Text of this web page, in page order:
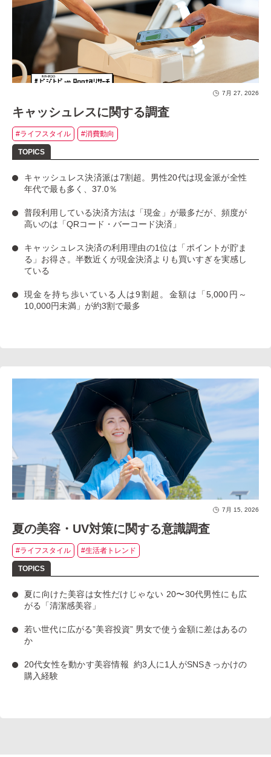
7月 27, 2026
キャッシュレスに関する調査
#ライフスタイル #消費動向
キャッシュレス決済派は7割超 。男性20代は現金派が全性
年代で最も多く、37.0％
普段利用している決済方法は「現金」 が最多だが、 頻度が
高いのは「QRコード・バーコード決済」
キャッシュレス決済の利用理由の1位は「ポイントが貯ま
る」お得さ。 半数近くが現金決済よりも買いすぎを実感し
ている
現金を持ち歩いている人は9割超 。金額は「5,000円～
10,000円未満」が約3割で最多
7月 15, 2026
夏の美容・UV対策に関する意識調査
#ライフスタイル #生活者トレンド
夏に向けた美容は女性だけじゃない 20〜30代男性にも広
がる「清潔感美容」
若い世代に広がる”美容投資” 男女で使う金額に差はあるの
か
20代女性を動かす美容情報約3人に1人がSNSきっかけの
購入経験